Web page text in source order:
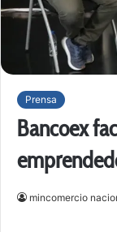
Prensa
Bancoex
mincomercio